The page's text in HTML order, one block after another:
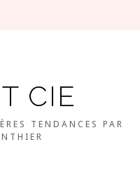
CIE
TENDANCES PAR